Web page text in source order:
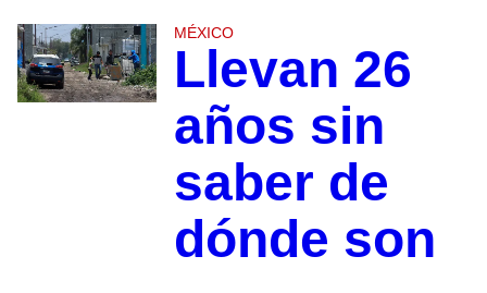
MÉXICO
Llevan 26
años sin
saber de
dónde son